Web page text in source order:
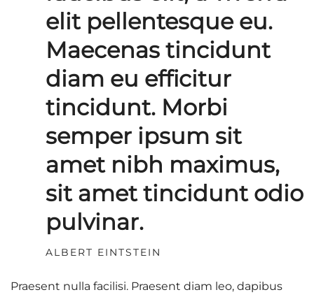
elit pellentesque eu.
Maecenas tincidunt
diam eu efficitur
tincidunt. Morbi
semper ipsum sit
amet nibh maximus,
sit amet tincidunt odio
pulvinar.
ALBERT EINTSTEIN
Praesent nulla facilisi. Praesent diam leo, dapibus